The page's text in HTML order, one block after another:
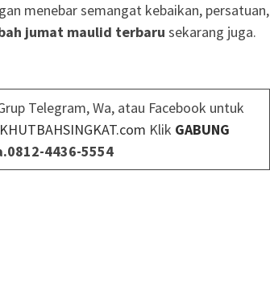
menebar semangat kebaikan, persatuan,
jumat maulid terbaru sekarang juga.
Telegram, Wa, atau Facebook untuk
KHUTBAHSINGKAT.com Klik GABUNG
4436-5554